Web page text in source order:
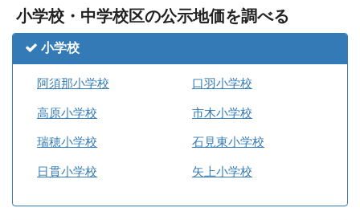
小学校・中学校区の公示地価を調べる
小学校
阿須那小学校 口羽小学校
高原小学校 市木小学校
瑞穂小学校 石見東小学校
日貫小学校 矢上小学校